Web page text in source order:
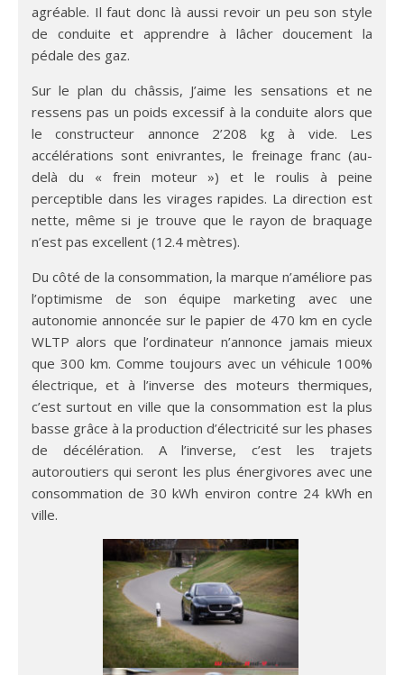
agréable. Il faut donc là aussi revoir un peu son style
de conduite et apprendre à lâcher doucement la
pédale des gaz.
Sur le plan du châssis, J’aime les sensations et ne
ressens pas un poids excessif à la conduite alors que
le constructeur annonce 2’208 kg à vide. Les
accélérations sont enivrantes, le freinage franc (au-
delà du « frein moteur ») et le roulis à peine
perceptible dans les virages rapides. La direction est
nette, même si je trouve que le rayon de braquage
n’est pas excellent (12.4 mètres).
Du côté de la consommation, la marque n’améliore pas
l’optimisme de son équipe marketing avec une
autonomie annoncée sur le papier de 470 km en cycle
WLTP alors que l’ordinateur n’annonce jamais mieux
que 300 km. Comme toujours avec un véhicule 100%
électrique, et à l’inverse des moteurs thermiques,
c’est surtout en ville que la consommation est la plus
basse grâce à la production d’électricité sur les phases
de décélération. A l’inverse, c’est les trajets
autoroutiers qui seront les plus énergivores avec une
consommation de 30 kWh environ contre 24 kWh en
ville.